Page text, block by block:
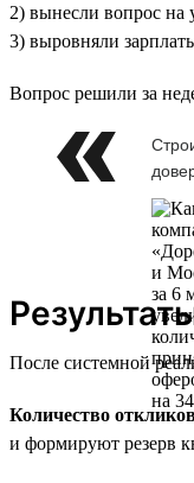
2) вынесли вопрос на
3) выровняли
Вопрос решили за
После системной
Количество
и формируют резерв